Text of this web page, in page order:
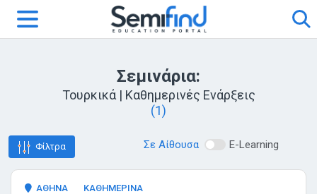
Σεμινάρια:
Τουρκικά | Καθημερινές Ενάρξεις
(1)
Φίλτρα Σε Αίθουσα E-Learning
ΑΘΗΝΑ ΚΑΘΗΜΕΡΙΝΑ